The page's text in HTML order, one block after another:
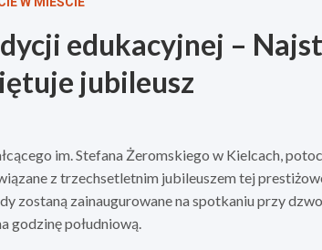
edukacyjnej –
jubileusz
im. Stefana Żeromskiego w Kielcach,
z trzechsetletnim jubileuszem tej
zostaną zainaugurowane na spotkaniu przy
godzinę południową.